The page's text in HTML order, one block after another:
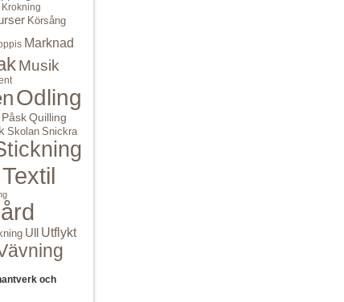
Krokning
Körsång
Marknad
Musik
Odling
Påsk Quilling
Skolan Snickra
Textil
Ull Utflykt
och